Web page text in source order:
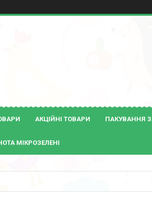
АКЦІЙНІ ТОВАРИ ПАКУВАННЯ
МІКРОЗЕЛЕНІ